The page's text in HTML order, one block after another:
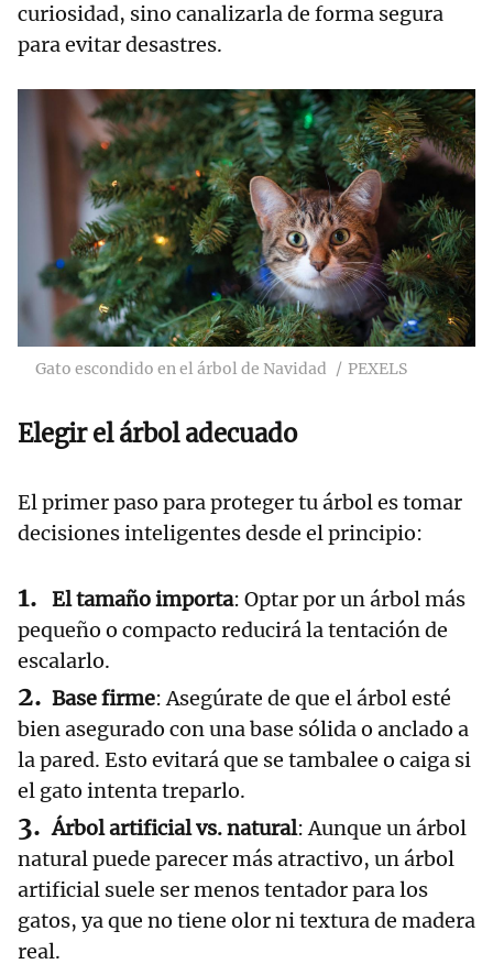
curiosidad, sino canalizarla de forma segura
para evitar desastres.
Gato escondido en el árbol de Navidad PEXELS
Elegir el árbol adecuado
El primer paso para proteger tuárbol es tomar
decisiones inteligentes desde el principio:
El tamaño importa: Optar por un árbol más
pequeño o compacto reducirá la tentación de
escalarlo.
Base firme: Asegúrate de que el árbol esté
bien asegurado con una base sólida o anclado a
la pared. Esto evitará que se tambalee o caiga si
el gato intenta treparlo.
Árbol artificial vs. natural: Aunque un árbol
natural puede parecer más atractivo, un árbol
artificial suele ser menos tentador para los
gatos, ya que no tiene olor ni textura de madera
real.